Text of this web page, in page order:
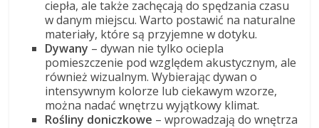
ciepła, ale także zachęcają do spędzania czasu
w danym miejscu. Warto postawić na naturalne
materiały, które są przyjemne w dotyku.
Dywany – dywan nie tylko ociepla
pomieszczenie pod względem akustycznym, ale
również wizualnym. Wybierając dywan o
intensywnym kolorze lub ciekawym wzorze,
można nadać wnętrzu wyjątkowy klimat.
Rośliny doniczkowe – wprowadzają do wnętrza